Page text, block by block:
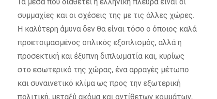
συμμαχίες και οι σχέσεις της με τις άλλες χώρες.
Η καλύτερη άμυνα δεν θα είναι τόσο ο όποιος καλά
προετοιμασμένος οπλικός εξοπλισμός, αλλά η
προσεκτική και έξυπνη διπλωματία και, κυρίως
στο εσωτερικό της χώρας, ένα αρραγές μέτωπο
και συναινετικό κλίμα ως προς την εξωτερική
πολιτική, μεταξύ ακόμα και αντίθετων κομμάτων,